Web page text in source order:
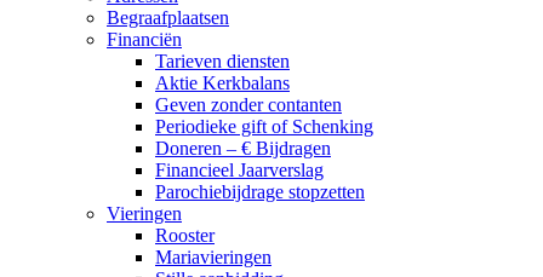
Begraafplaatsen
Financiën
Tarieven diensten
Aktie Kerkbalans
Geven zonder contanten
Periodieke gift of Schenking
Doneren – € Bijdragen
Financieel Jaarverslag
Parochiebijdrage stopzetten
Vieringen
Rooster
Mariavieringen